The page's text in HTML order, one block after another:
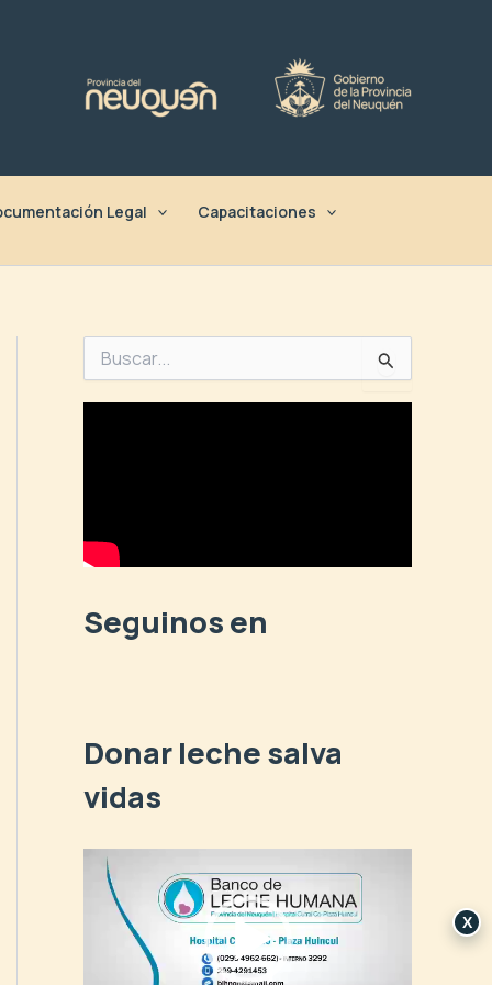
Legal
Capacitaciones
u
s
r
:
Seguinos en
Donar leche salva
vidas
X